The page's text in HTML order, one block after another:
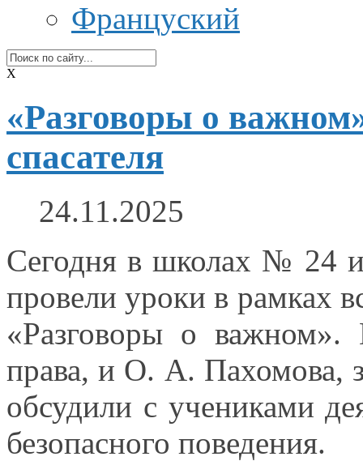
Француский
X
«Разговоры о
спасателя
24.11.2025
Сегодня в школах № 24
провели урокив рамках
«Разговоры о важном».
права, и О. А. Пахомова,
обсудили с учениками
безопасного поведения.